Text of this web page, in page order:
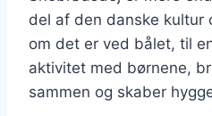
del af den danske kultur
om det er ved bålet, til
aktivitet med børnene,
sammen og skaber